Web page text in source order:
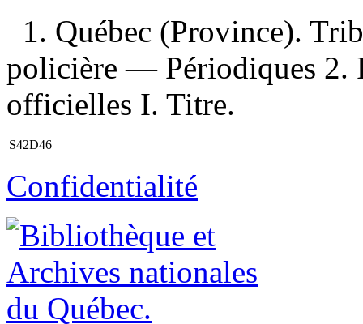
1. Québec (Province).
policière — Périodiques 2.
officielles I. Titre.
S42D46
Confidentialité